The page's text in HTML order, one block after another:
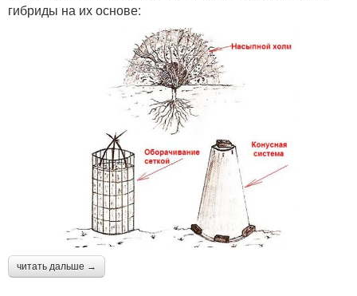
гибриды на их основе:
читать дальше →